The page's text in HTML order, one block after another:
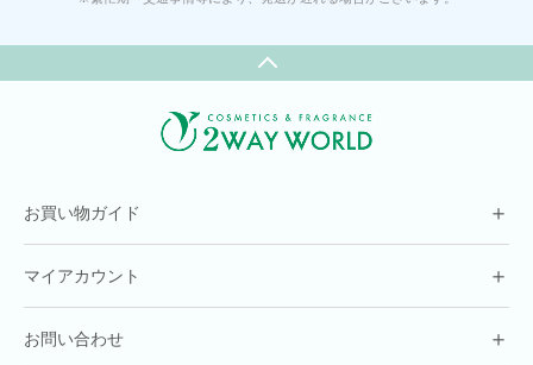
お買い物ガイド ＋
マイアカウント ＋
お問い合わせ ＋